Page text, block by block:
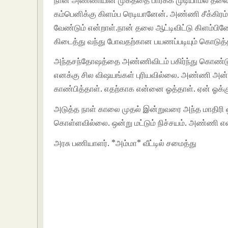
கம்பெனிக்கு கிளம்ப ரெடியானேன். அண்ணி
வேண்டும் என்றாள்.நான் தலை ஆட்டிவிட்டு
கிடைத்து வந்து போவதற்கான பயணப்படியும்
அந்தசந்தோஷத்தை அண்ணிவிடம் பகிர்ந்து
எனக்கு சில விஷயங்கள் புரியவில்லை. அண்ணி
காண்பித்தாள். எதற்காக என்னை ஓத்தாள். ஏன்
அடுத்த நாள் காலை முதல் இன்றுவரை அந்த மாதிரி
கொள்ளவில்லை. ஒன்று மட்டும் நிச்சயம். அண்ணி
அரசு பணியாளர். *அம்மா* வீட்டில் சமைத்து